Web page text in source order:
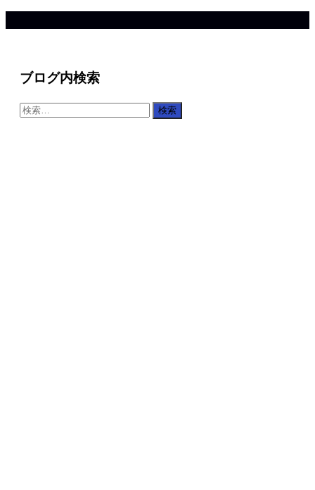
ブログ内検索
検